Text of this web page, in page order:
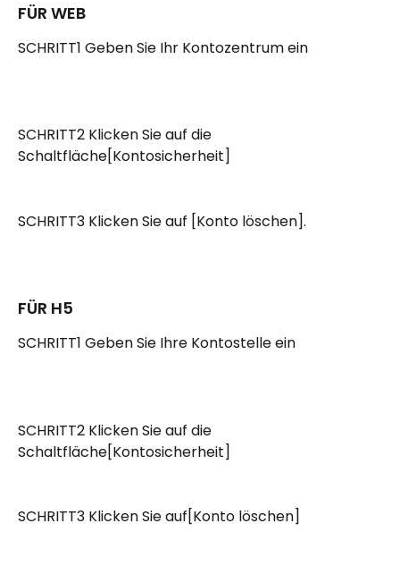
FÜR WEB
SCHRITT1 Geben Sie Ihr Kontozentrum ein
SCHRITT2 Klicken Sie auf die
Schaltfläche[Kontosicherheit]
SCHRITT3 Klicken Sie auf [Konto löschen].
FÜR H5
SCHRITT1 Geben Sie Ihre Kontostelle ein
SCHRITT2 Klicken Sie auf die
Schaltfläche[Kontosicherheit]
SCHRITT3 Klicken Sie auf[Konto löschen]